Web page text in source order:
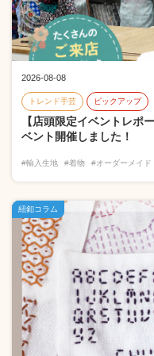
2026-08-08
トレンド手芸 ピックアップ
【店頭限定イベントレポ
ベント開催しました！
#輸入生地 #着物 #オーダーメイド
紐釦コラム